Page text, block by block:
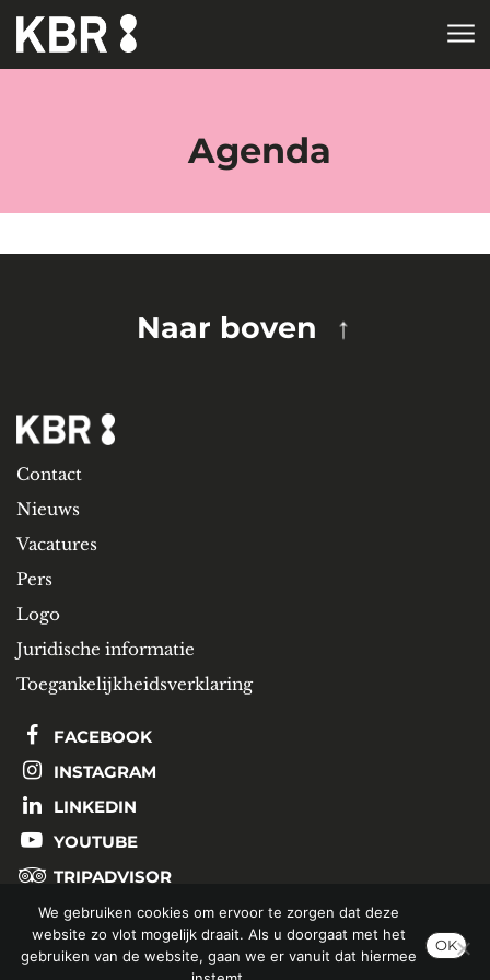
Skip to main content
Agenda
Naar boven
Contact
Nieuws
Vacatures
Pers
Logo
Juridische informatie
Toegankelijkheidsverklaring
FACEBOOK
INSTAGRAM
LINKEDIN
YOUTUBE
TRIPADVISOR
SCHRIJF U IN OP ONZE NIEUWSBRIEF
We gebruiken cookies om ervoor te zorgen dat deze
website zo vlot mogelijk draait. Als u doorgaat met het
gebruiken van de website, gaan we er vanuit dat hiermee
OK